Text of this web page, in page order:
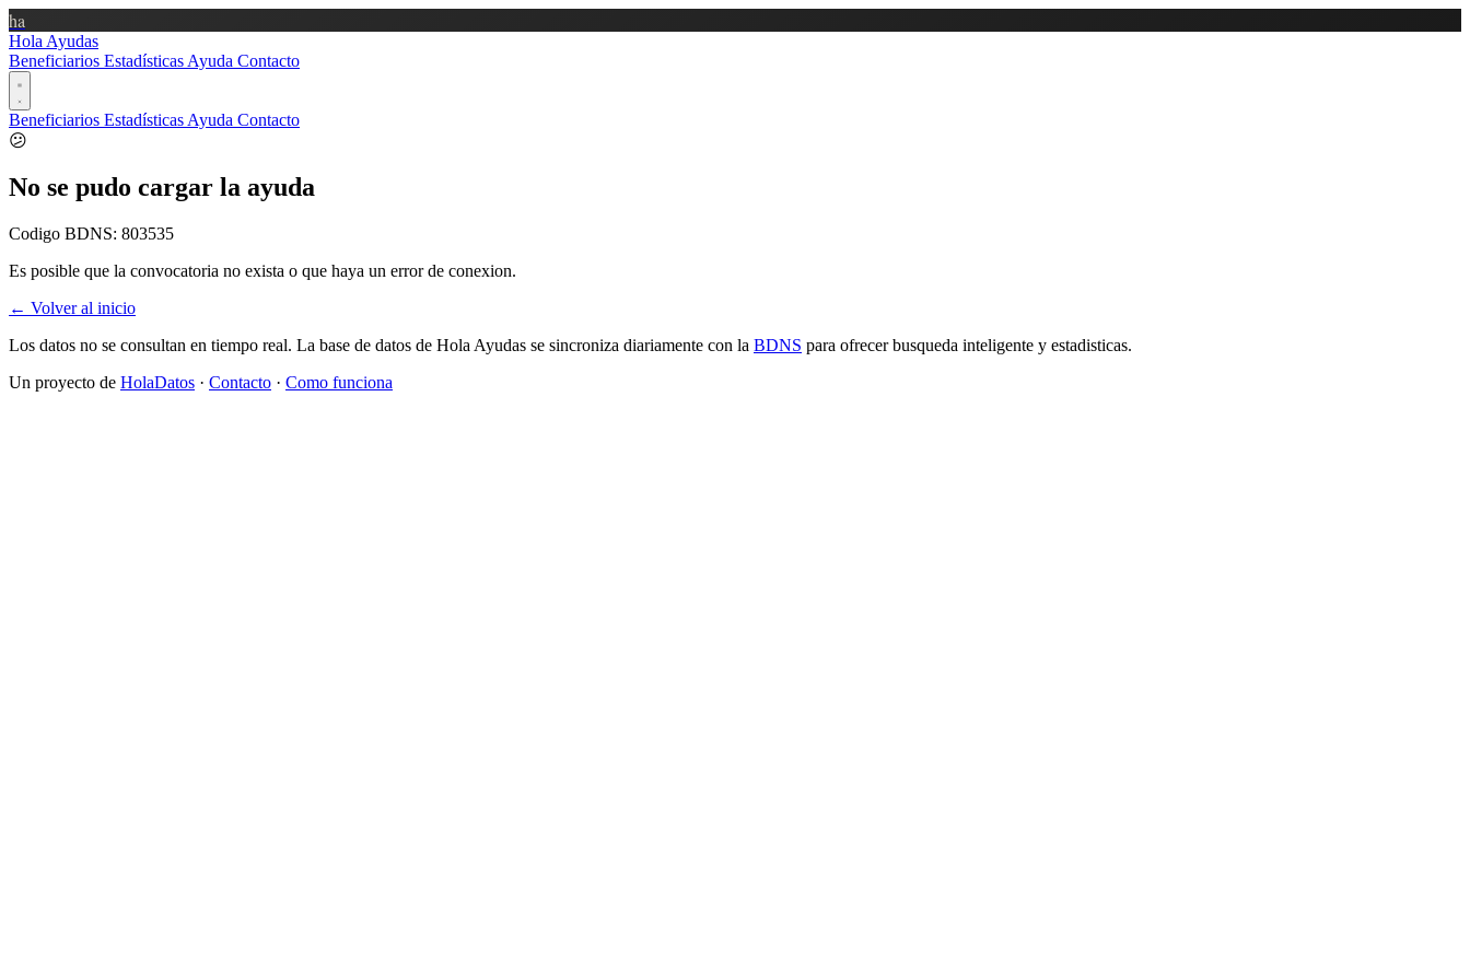
ha
Hola Ayudas
Beneficiarios Estadísticas Ayuda Contacto
Beneficiarios Estadísticas Ayuda Contacto
😕
No se pudo cargar la ayuda
Codigo BDNS: 803535
Es posible que la convocatoria no exista o que haya un error de conexion.
← Volver al inicio
Los datos no se consultan en tiempo real. La base de datos de Hola Ayudas se sincroniza diariamente con la BDNS para ofrecer busqueda inteligente y estadisticas.
Un proyecto de HolaDatos · Contacto · Como funciona